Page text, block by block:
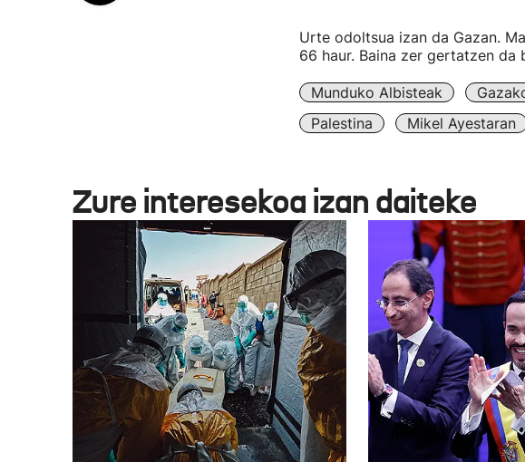
Urte odoltsua izan da Gazan.
66 haur. Baina zer gertatzen
Munduko Albisteak
Palestina
Mikel Ayestaran
Zure interesekoa izan daiteke